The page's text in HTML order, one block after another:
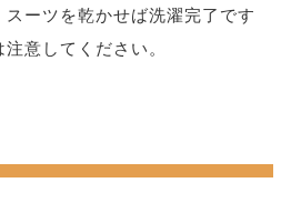
ーツを乾かせば洗濯完了です
意してください。